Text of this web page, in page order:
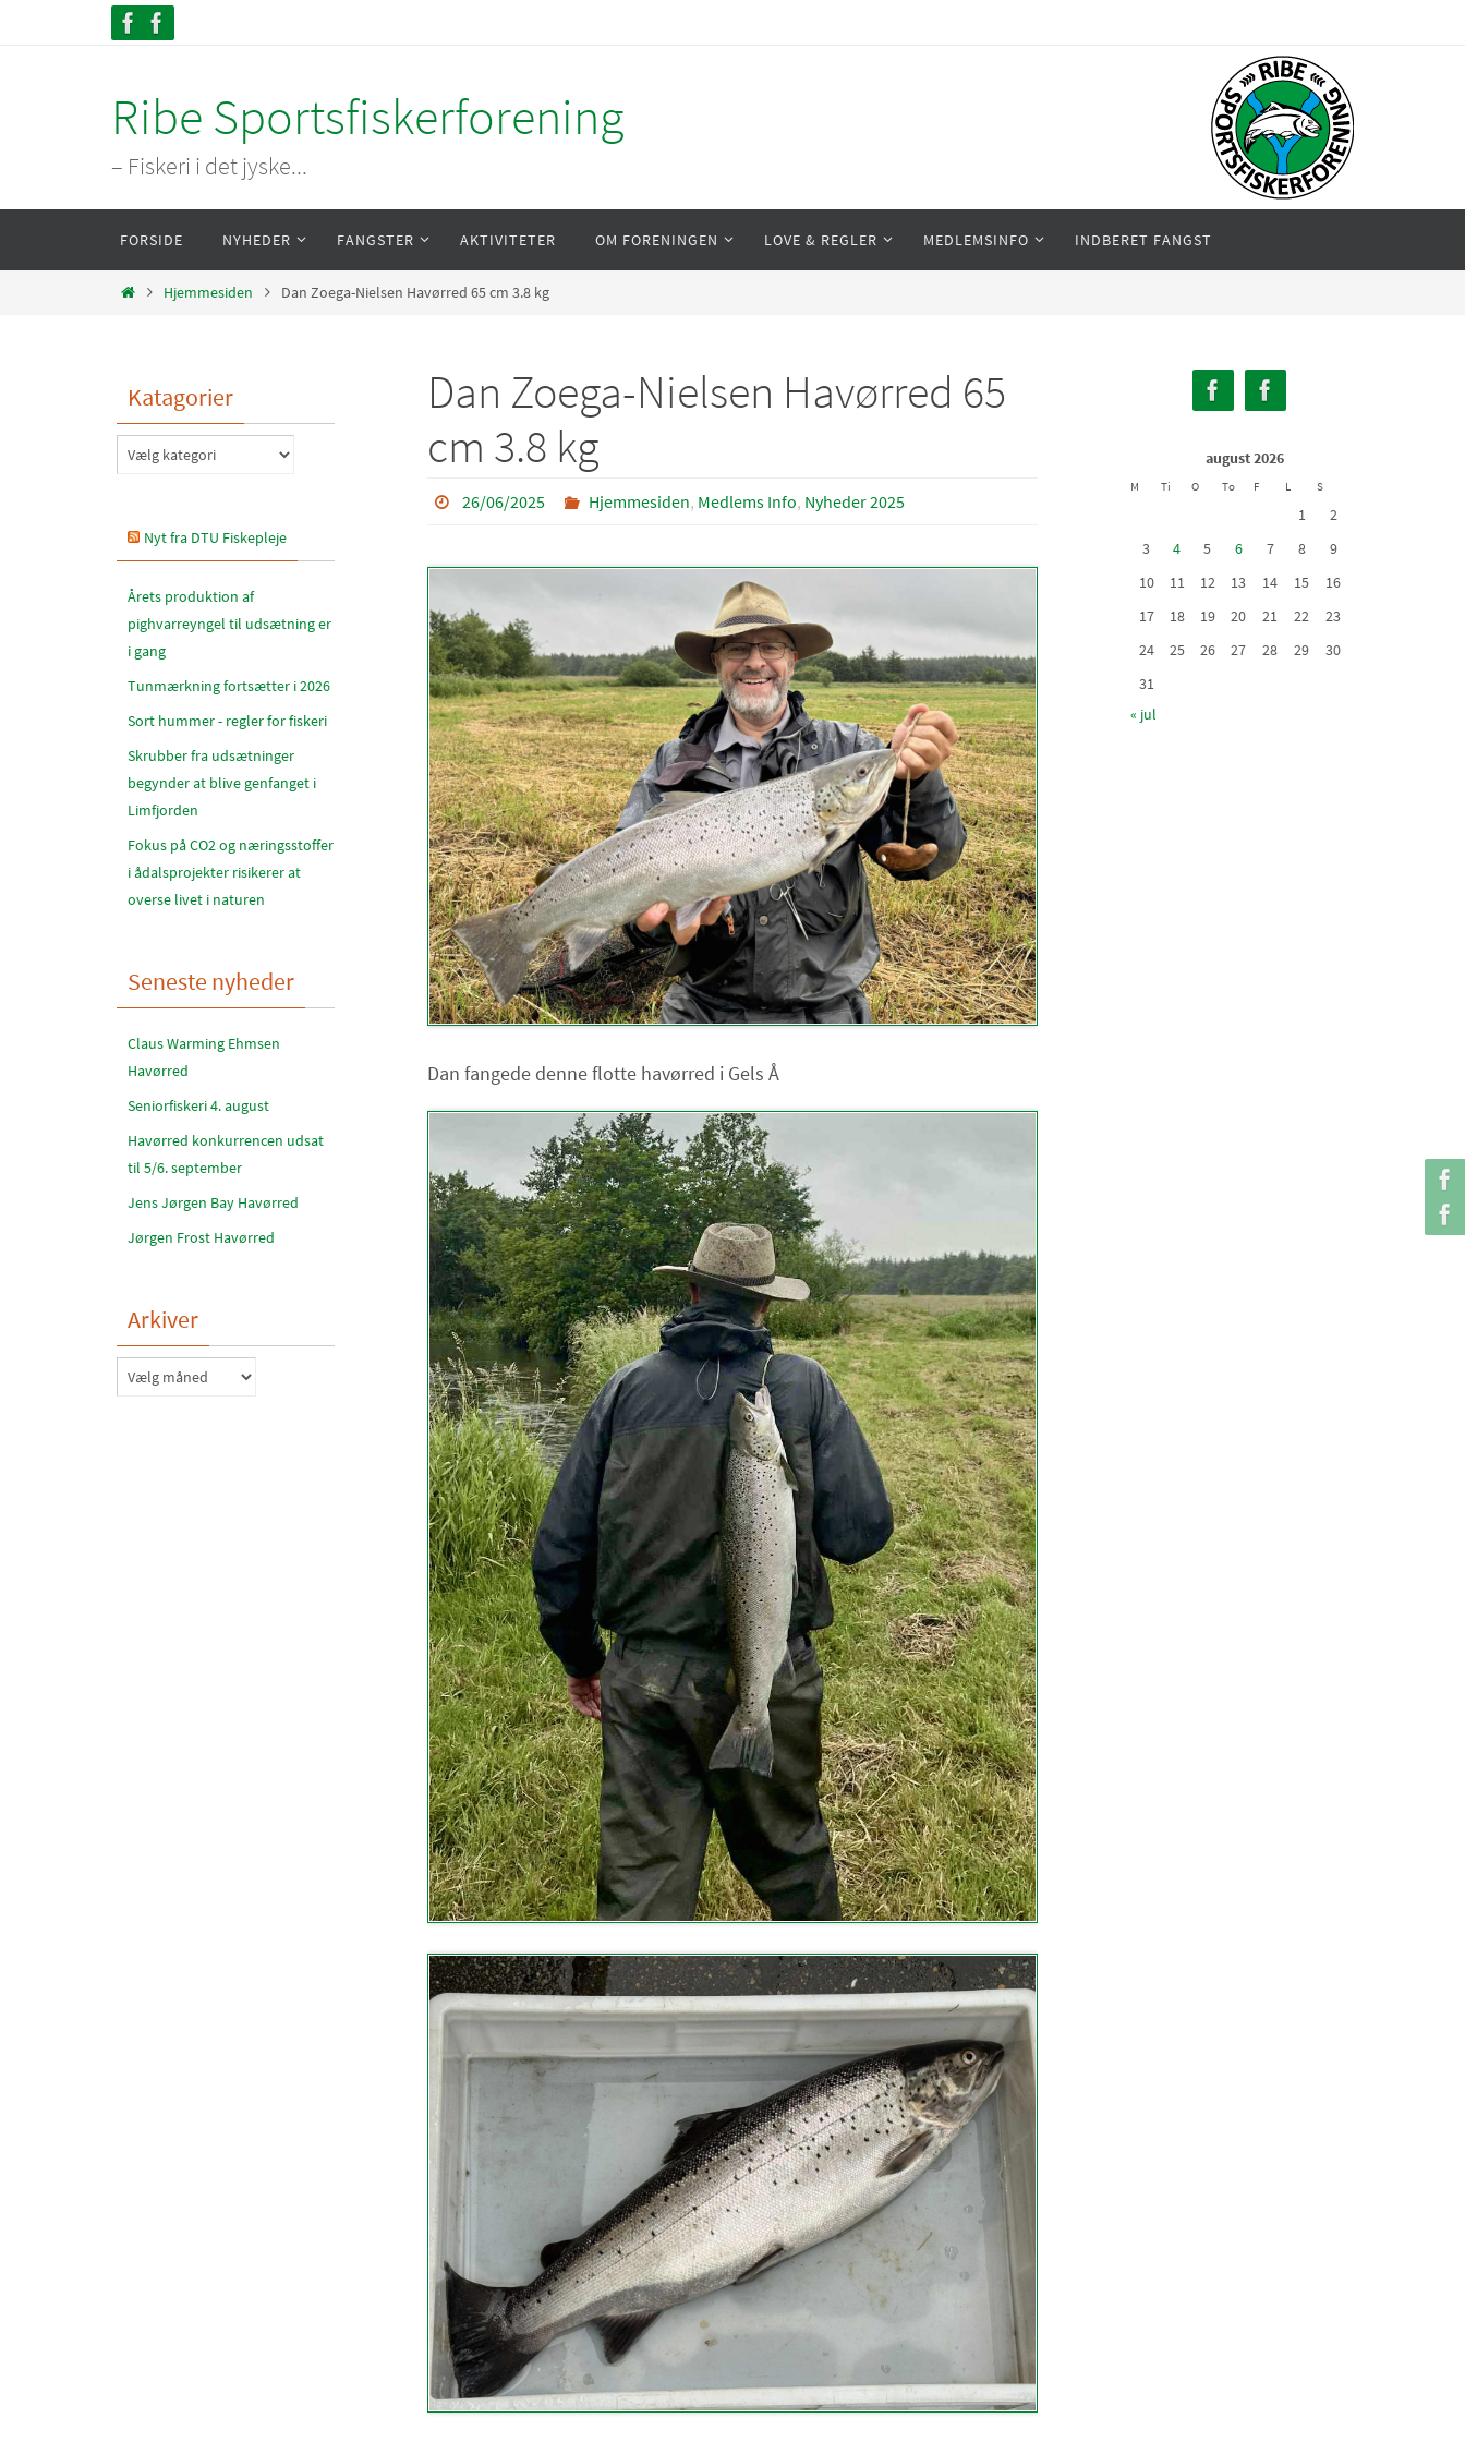
Ribe Sportsfiskerforening
– Fiskeri i det jyske...
content
FORSIDE NYHEDER FANGSTER AKTIVITETER OM FORENINGEN LOVE & REGLER MEDLEMSINFO INDBERET FANGST
HomeHjemmesiden Dan Zoega-Nielsen Havørred 65 cm 3.8 kg
Dan Zoega-Nielsen Havørred 65
cm 3.8 kg
26/06/2025 Hjemmesiden, Medlems Info, Nyheder 2025
Dan fangede denne flotte havørred i Gels Å
Katagorier
Katagorier
Nyt fra DTU Fiskepleje
Årets produktion af
pighvarreyngel til udsætning er
i gang
Tunmærkning fortsætter i 2026
Sort hummer - regler for fiskeri
Skrubber fra udsætninger
begynder at blive genfanget i
Limfjorden
Fokus på CO2 og næringsstoffer
i ådalsprojekter risikerer at
overse livet i naturen
Seneste nyheder
Claus Warming Ehmsen
Havørred
Seniorfiskeri 4. august
Havørred konkurrencen udsat
til 5/6. september
Jens Jørgen Bay Havørred
Jørgen Frost Havørred
Arkiver
Arkiver
august 2026
M Ti O To F L S
1
2
3
4 5 6 7 8
9
10
11 12 13 14 15
16
17
18 19 20 21 22
23
24
25 26 27 28 29
30
31
« jul